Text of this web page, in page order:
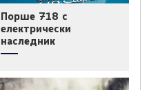
Порше 718 с
електрически
наследник